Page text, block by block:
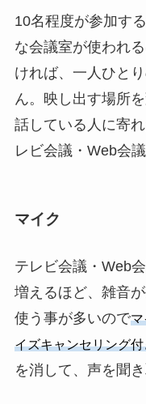
10名程度が参加す
な会議室が使われ
ければ、一人ひと
ん。映し出す場所
話している人に寄
レビ会議・Web会
マイク
テレビ会議・Web
増えるほど、雑音
使う事が多いのでマ
イズキャンセリング
を消して、声を聞